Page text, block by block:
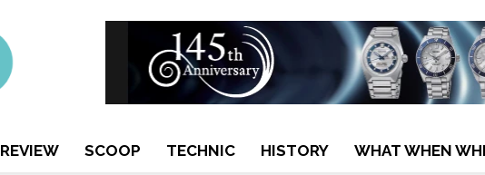
REVIEW SCOOP TECHNIC HISTORY WHAT WHEN